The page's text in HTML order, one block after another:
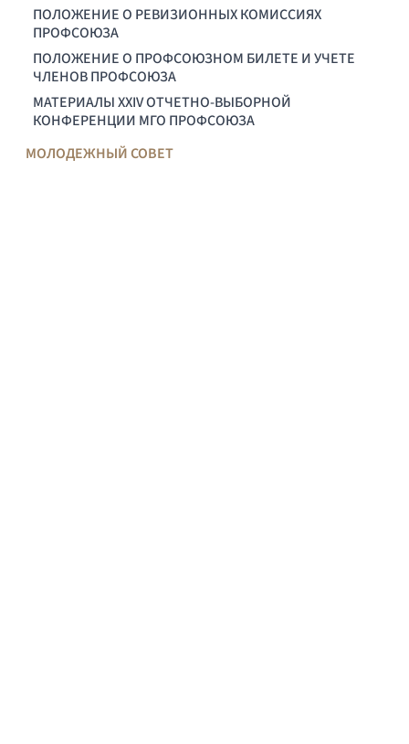
ПОЛОЖЕНИЕ О РЕВИЗИОННЫХ КОМИССИЯХ
ПРОФСОЮЗА
ПОЛОЖЕНИЕ О ПРОФСОЮЗНОМ БИЛЕТЕ И УЧЕТЕ
ЧЛЕНОВ ПРОФСОЮЗА
МАТЕРИАЛЫ XXIV ОТЧЕТНО-ВЫБОРНОЙ
КОНФЕРЕНЦИИ МГО ПРОФСОЮЗА
МОЛОДЕЖНЫЙ СОВЕТ